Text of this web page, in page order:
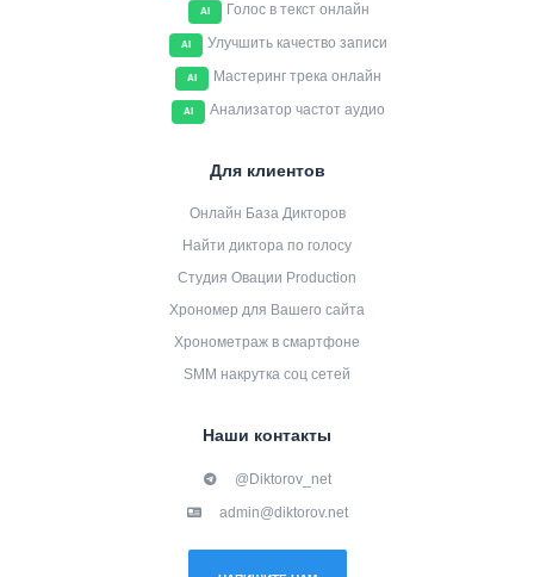
AI Голос в текст онлайн
AI Улучшить качество записи
AI Мастеринг трека онлайн
AI Анализатор частот аудио
Для клиентов
Онлайн База Дикторов
Найти диктора по голосу
Студия Овации Production
Хрономер для Вашего сайта
Хронометраж в смартфоне
SMM накрутка соц сетей
Наши контакты
@Diktorov_net
admin@diktorov.net